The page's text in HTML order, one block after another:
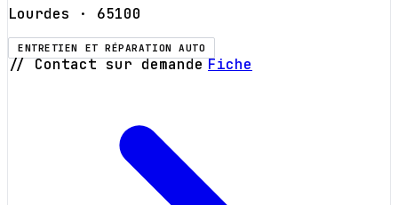
Lourdes · 65100
ENTRETIEN ET RÉPARATION AUTO
// Contact sur demande Fiche